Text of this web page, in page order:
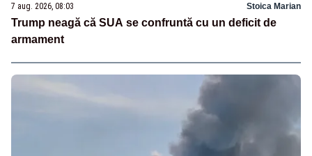
7 aug. 2026, 08:03 Stoica Marian
Trump neagă că SUA se confruntă cu un deficit de
armament